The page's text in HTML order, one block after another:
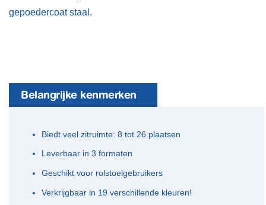
gepoedercoat staal.
Belangrijke kenmerken
Biedt veel zitruimte: 8 tot 26 plaatsen
Leverbaar in 3 formaten
Geschikt voor rolstoelgebruikers
Verkrijgbaar in 19 verschillende kleuren!